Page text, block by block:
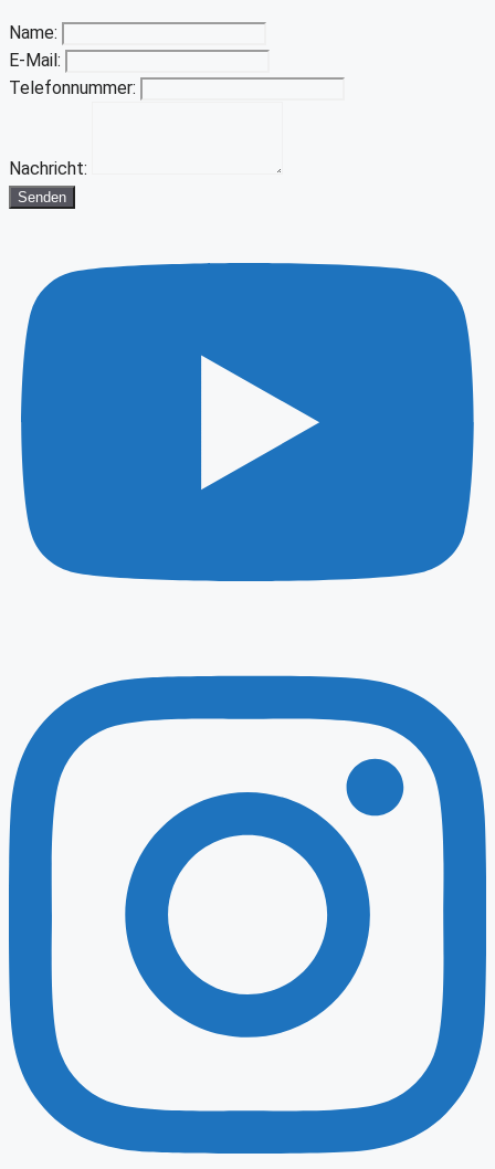
Name:
E-Mail:
Telefonnummer:
Nachricht:
Senden